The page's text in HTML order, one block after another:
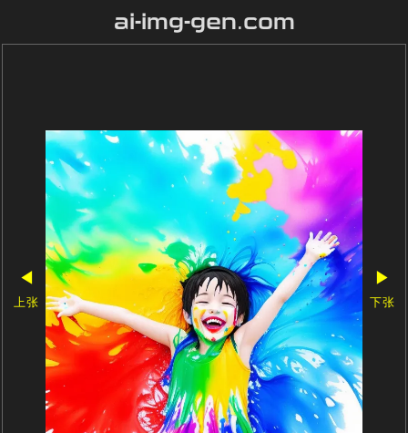
ai-img-gen.com
◀
上张
▶
下张